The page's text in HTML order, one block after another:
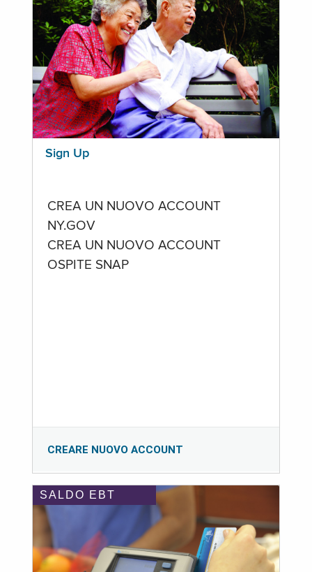
Sign Up
CREA UN NUOVO ACCOUNT
NY.GOV
CREA UN NUOVO ACCOUNT
OSPITE SNAP
CREARE NUOVO ACCOUNT
SALDO EBT